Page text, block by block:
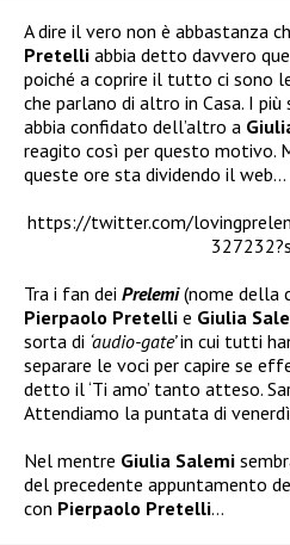
A dire il vero non è abbastanza
Pretelli abbia detto davvero
poiché a coprire il tutto ci sono
che parlano di altro in Casa. I
abbia confidato dell’altro a
reagito così per questo motivo.
queste ore sta dividendo il web…
https://twitter.com/
Tra i fan dei Prelemi(nome della
Pierpaolo Pretelli e Giulia
sorta di ‘audio-gate’in cui tutti
separare le voci per capire se
detto il ‘Ti amo’ tanto atteso.
Attendiamo la puntata di
Nel mentre Giulia Salemi
del precedente appuntamento
con Pierpaolo Pretelli…